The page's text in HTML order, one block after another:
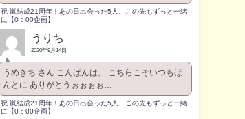
祝 嵐結成21周年！あの日出会った5人、この先もずっと一緒
に【0：00企画】
うりち
2020年9月14日
うめきち さん こんばんは。 こちらこそいつもほ
んとに ありがとうぉぉぉぉ…
祝 嵐結成21周年！あの日出会った5人、この先もずっと一緒
に【0：00企画】